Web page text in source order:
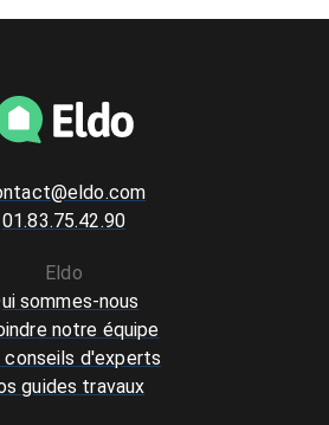
01.83.75.42.90
Eldo
sommes-nous
notre équipe
conseils d'experts
guides travaux